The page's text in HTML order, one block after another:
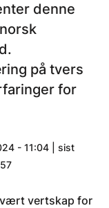
denne
på tvers
for
- 11:04 | sist
vært vertskap for